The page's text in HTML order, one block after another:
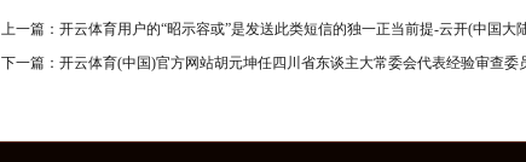
上一篇： 开云体育用户的“昭示容或”是发送此类短信的独一正当前提-云开(中国大
下一篇： 开云体育(中国)官方网站胡元坤任四川省东谈主大常委会代表经验审查